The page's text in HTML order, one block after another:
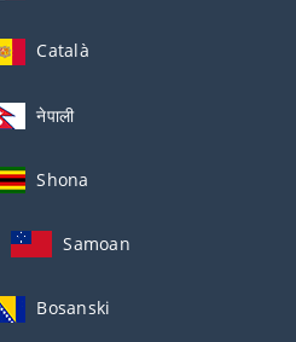
Català
नेपाली
Shona
Samoan
Bosanski